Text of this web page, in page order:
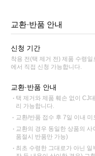
교환·반품 안내
신청 기간
착용 전(택 제거 전) 제품 수령
에서 직접 신청 가능합니다.
교환·반품 안내
택 제거와 제품 훼손 없이 CJ
리 가능합니다.
교환/반품 접수 후 7일 이내
교환의 경우 동일한 상품의
품절시 반품만 가능)
최초 수령한 그대로가 아닌